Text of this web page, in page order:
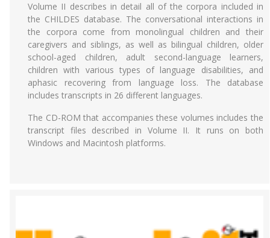
Volume II describes in detail all of the corpora included in
the CHILDES database. The conversational interactions in
the corpora come from monolingual children and their
caregivers and siblings, as well as bilingual children, older
school-aged children, adult second-language learners,
children with various types of language disabilities, and
aphasic recovering from language loss. The database
includes transcripts in 26 different languages.
The CD-ROM that accompanies these volumes includes the
transcript files described in Volume II. It runs on both
Windows and Macintosh platforms.